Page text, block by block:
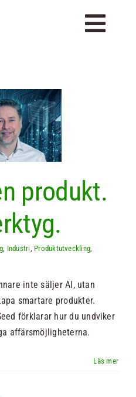
produkt.
, Industri, Produktutveckling,
inte säljer AI, utan
smartare produkter.
förklarar hur du undviker
affärsmöjligheterna.